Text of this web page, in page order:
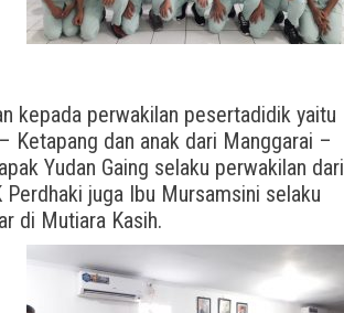
kepada perwakilan pesertadidik yaitu
Ketapang dan anak dari Manggarai –
Yudan Gaing selaku perwakilan dari
juga Ibu Mursamsini selaku
di Mutiara Kasih.